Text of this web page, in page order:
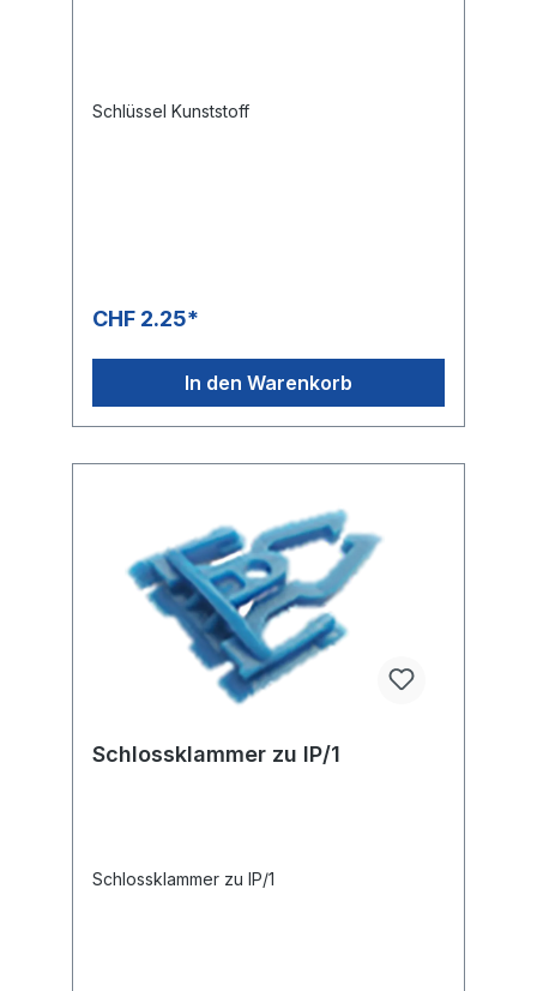
Schlüssel Kunststoff
CHF 2.25*
In den Warenkorb
Schlossklammer zu IP/1
Schlossklammer zu IP/1